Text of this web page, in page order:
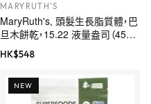
MARYRUTH'S
MaryRuth's, 頭髮生長脂質體，巴
旦木餅乾，15.22 液量盎司（450
毫升）
HK$548
NEW